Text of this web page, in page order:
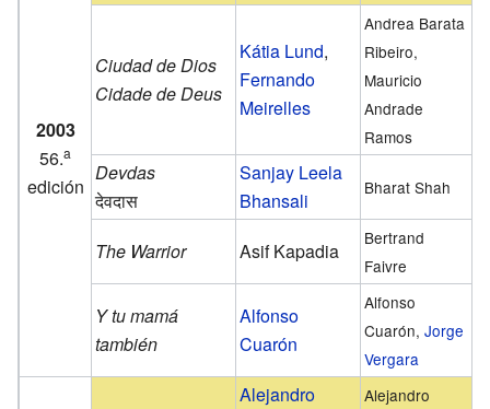
2003
56.a
edición
Ciudad de Dios
Cidade de Deus
Kátia Lund,
Fernando
Meirelles
Andrea Barata
Ribeiro,
Mauricio
Andrade
Ramos
Devdas
देवदास
Sanjay Leela
Bhansali
Bharat Shah
The Warrior Asif Kapadia
Bertrand
Faivre
Y tu mamá
también
Alfonso
Cuarón
Alfonso
Cuarón,Jorge
Vergara
Alejandro
Alejandro